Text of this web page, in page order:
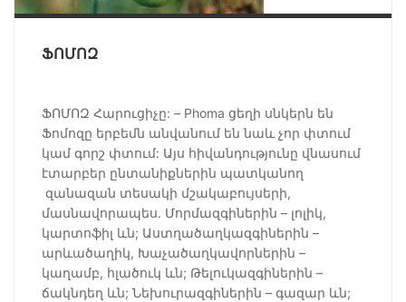
ՖՈՄՈԶ
ՖՈՄՈԶ Հարուցիչը: – Phoma ցեղի սնկերն են
Ֆոմոզը երբեմն անվանում են նաև չոր փտում
կամ գորշ փտում: Այս հիվանդությունը վնասում
էտարբեր ընտանիքներին պատկանող
զանազան տեսակի մշակաբույսերի,
մասնավորապես. Մորմազգիներին – լոլիկ,
կարտոֆիլ ևն; Աստղածաղկազգիներին –
արևածաղիկ, Խաչածաղկավորներին –
կաղամբ, հլածուկ ևն; Թելուկազգիներին –
ճակնդեղ ևն; Նեխուրազգիներին – գազար ևն;